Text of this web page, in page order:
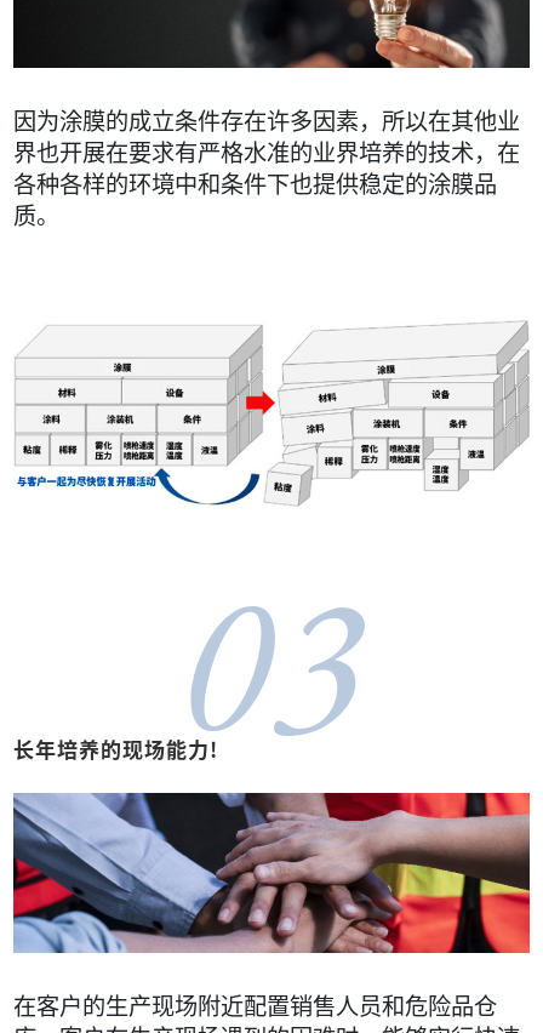
因为涂膜的成立条件存在许多因素，所以在其他业
界也开展在要求有严格水准的业界培养的技术，在
各种各样的环境中和条件下也提供稳定的涂膜品
质。
03
长年培养的现场能力!
在客户的生产现场附近配置销售人员和危险品仓